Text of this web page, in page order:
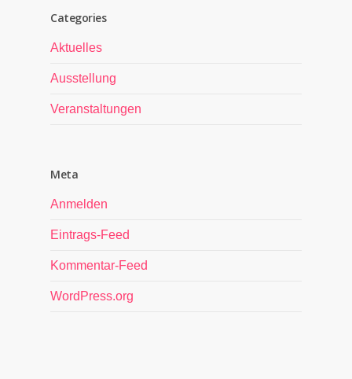
Categories
Aktuelles
Ausstellung
Veranstaltungen
Meta
Anmelden
Eintrags-Feed
Kommentar-Feed
WordPress.org